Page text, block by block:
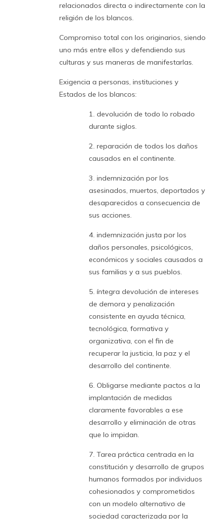
relacionados directa o indirectamente con la
religión de los blancos.
Compromiso total con los originarios, siendo
uno más entre ellos y defendiendo sus
culturas y sus maneras de manifestarlas.
Exigencia a personas, instituciones y
Estados de los blancos:
1. devolución de todo lo robado
durante siglos.
2. reparación de todos los daños
causados en el continente.
3. indemnización por los
asesinados, muertos, deportados y
desaparecidos a consecuencia de
sus acciones.
4. indemnización justa por los
daños personales, psicológicos,
económicos y sociales causados a
sus familias y a sus pueblos.
5. íntegra devolución de intereses
de demora y penalización
consistente en ayuda técnica,
tecnológica, formativa y
organizativa, con el fin de
recuperar la justicia, la paz y el
desarrollo del continente.
6. Obligarse mediante pactos a la
implantación de medidas
claramente favorables a ese
desarrollo y eliminación de otras
que lo impidan.
7. Tarea práctica centrada en la
constitución y desarrollo de grupos
humanos formados por individuos
cohesionados y comprometidos
con un modelo alternativo de
sociedad caracterizada por la